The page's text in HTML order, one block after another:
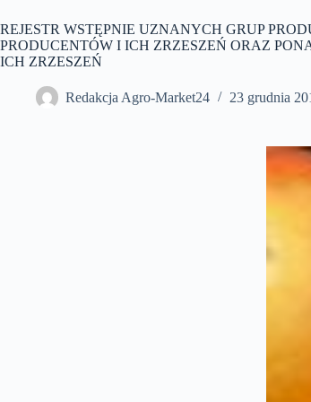
REJESTR WSTĘPNIE UZNANYCH GRUP
PRODUCENTÓW I ICH ZRZESZEŃ ORAZ
ICH ZRZESZEŃ
Redakcja Agro-Market24 23 grudnia